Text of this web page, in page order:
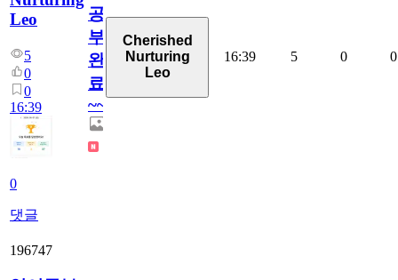
Leo
5
0
0
16:39
0
댓글
공
부
완
료
~~
Cherished
Nurturing
Leo
16:39 5 0 0
196747